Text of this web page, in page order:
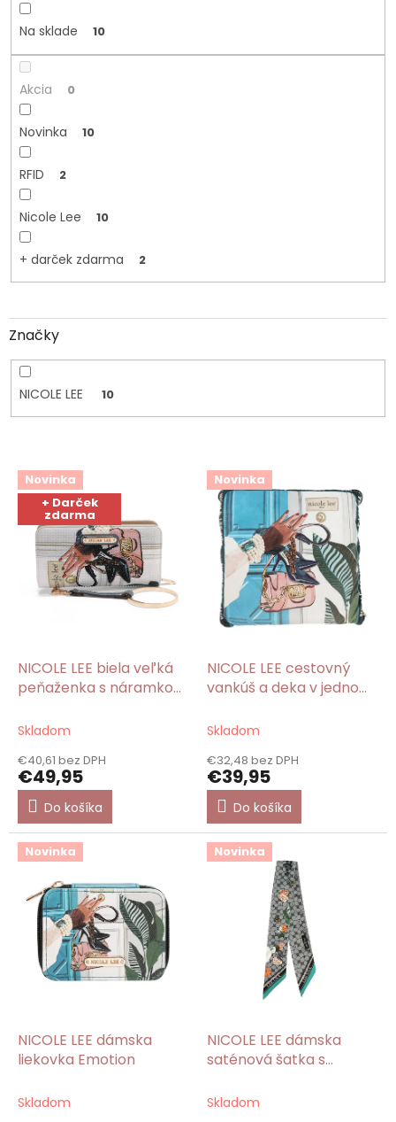
t
Na sklade 10
Akcia 0
Novinka 10
RFID 2
Nicole Lee 10
+ darček zdarma 2
Značky
NICOLE LEE 10
V
o
Novinka
+ Darček
zdarma
NICOLE LEE biela veľká
peňaženka s náramkom
Skladom
€40,61 bez DPH
€49,95
Do košíka
Novinka
NICOLE LEE cestovný
vankúš a deka v jednom
Skladom
€32,48 bez DPH
€39,95
Do košíka
Novinka
NICOLE LEE dámska
liekovka Emotion
Skladom
Novinka
NICOLE LEE dámska
saténová šatka s
Skladom